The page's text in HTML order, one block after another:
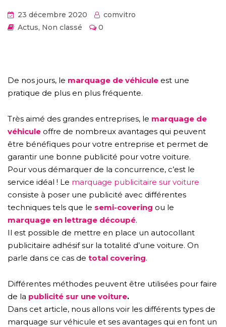
23 décembre 2020
comvitro
Actus, Non classé 0
De nos jours, le marquage de véhicule est une
pratique de plus en plus fréquente.
Très aimé des grandes entreprises, le marquage de
véhicule offre de nombreux avantages qui peuvent
être bénéfiques pour votre entreprise et permet de
garantir une bonne publicité pour votre voiture.
Pour vous démarquer de la concurrence, c’est le
service idéal ! Le marquage publicitaire sur voiture
consiste à poser une publicité avec différentes
techniques tels que le semi-covering ou le
marquage en lettrage découpé.
Il est possible de mettre en place un autocollant
publicitaire adhésif sur la totalité d’une voiture. On
parle dans ce cas de total covering.
Différentes méthodes peuvent être utilisées pour faire
de la publicité sur une voiture.
Dans cet article, nous allons voir les différents types de
marquage sur véhicule et ses avantages qui en font un